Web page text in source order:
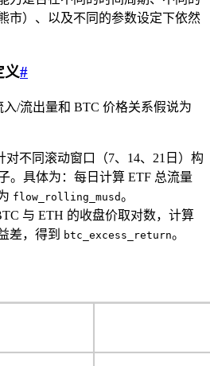
市）、以及不同的参数设定下依然
义#
/流出量和 BTC 价格关系假说为
对不同滚动窗口（7、14、21日）构
。具体为：每日计算 ETF 总流量
flow_rolling_musd。
与 ETH 的收盘价取对数，计算
差，得到
btc_excess_return。